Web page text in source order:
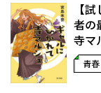
【
者の
寺マ
青春